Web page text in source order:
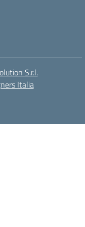
S.r.l.
Italia